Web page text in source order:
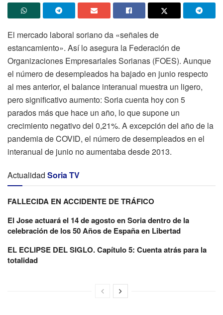
El mercado laboral soriano da «señales de
estancamiento». Así lo asegura la Federación de
Organizaciones Empresariales Sorianas (FOES). Aunque
el número de desempleados ha bajado en junio respecto
al mes anterior, el balance interanual muestra un ligero,
pero significativo aumento: Soria cuenta hoy con 5
parados más que hace un año, lo que supone un
crecimiento negativo del 0,21%. A excepción del año de la
pandemia de COVID, el número de desempleados en el
interanual de junio no aumentaba desde 2013.
Actualidad Soria TV
FALLECIDA EN ACCIDENTE DE TRÁFICO
El Jose actuará el 14 de agosto en Soria dentro de la
celebración de los 50 Años de España en Libertad
EL ECLIPSE DEL SIGLO. Capítulo 5: Cuenta atrás para la
totalidad